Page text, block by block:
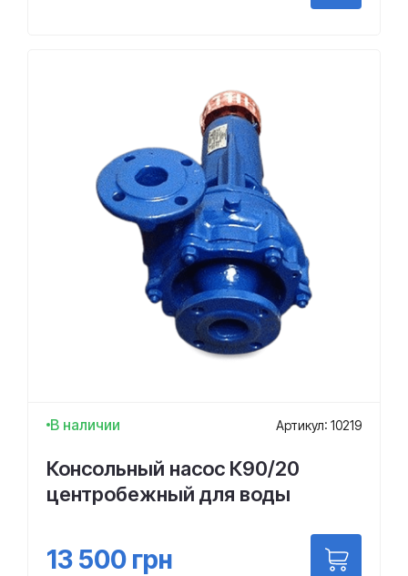
В наличии Артикул: 10219
Консольный насос К90/20
центробежный для воды
13 500 грн